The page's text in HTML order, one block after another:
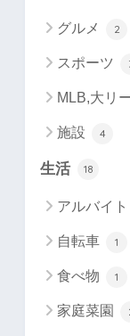
グルメ 2
スポーツ
MLB,大リ
施設 4
生活 18
アルバイ
自転車 1
食べ物 1
家庭菜園